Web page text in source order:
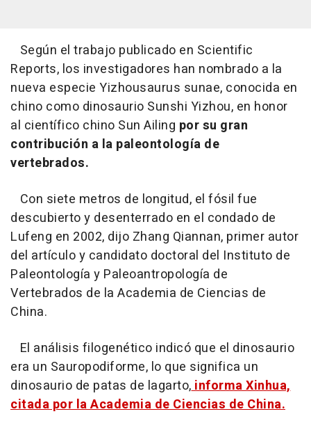
Según el trabajo publicado en Scientific
Reports, los investigadores han nombrado a la
nueva especie Yizhousaurus sunae, conocida en
chino como dinosaurio Sunshi Yizhou, en honor
al científico chino Sun Ailing por su gran
contribución a la paleontología de
vertebrados.
Con siete metros de longitud, el fósil fue
descubierto y desenterrado en el condado de
Lufeng en 2002, dijo Zhang Qiannan, primer autor
del artículo y candidato doctoral del Instituto de
Paleontología y Paleoantropología de
Vertebrados de la Academia de Ciencias de
China.
El análisis filogenético indicó que el dinosaurio
era un Sauropodiforme, lo que significa un
dinosaurio de patas de lagarto,informa Xinhua,
citada por la Academia de Ciencias de China.